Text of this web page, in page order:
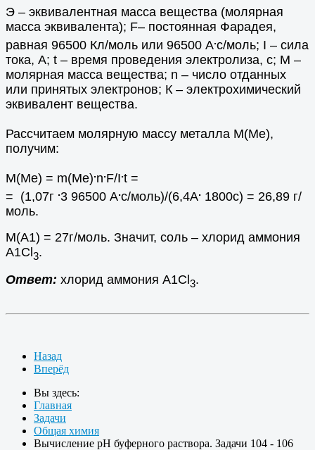
Э – эквивалентная масса вещества (молярная
масса эквивалента); F– постоянная Фарадея,
равная 96500 Кл/моль или 96500 А.с/моль; I – сила
тока, А; t – время проведения электролиза, с; М –
молярная масса вещества; n – число отданных
или принятых электронов; К – электрохимический
эквивалент вещества.
Рассчитаем молярную массу металла М(Ме),
получим:
М(Ме) = m(Me).n.F/I.t =
= (1,07г .3 96500 А.с/моль)/(6,4А. 1800с) = 26,89 г/
моль.
M(A1) = 27г/моль. Значит, соль – хлорид аммония
A1Cl3.
Ответ: хлорид аммония A1Cl 3.
Назад
Вперёд
Вы здесь:
Главная
Задачи
Общая химия
Вычисление рН буферного раствора. Задачи 104 - 106